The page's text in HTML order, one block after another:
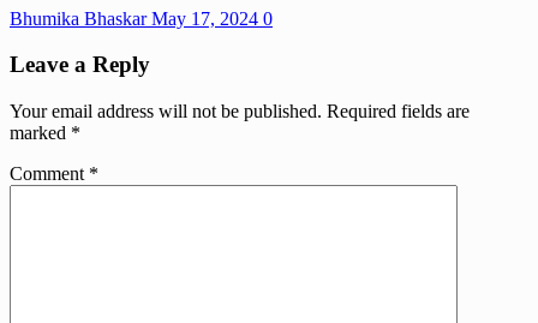
Bhumika BhaskarMay 17, 2024 0
Leave a Reply
Your email address will not be published. Required fields are
marked *
Comment *